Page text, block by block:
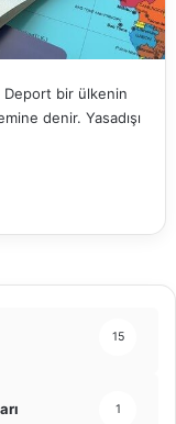
bir ülkenin
denir. Yasadışı
15
1